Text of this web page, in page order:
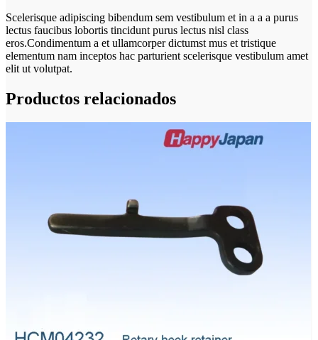
Scelerisque adipiscing bibendum sem vestibulum et in a a a purus
lectus faucibus lobortis tincidunt purus lectus nisl class
eros.Condimentum a et ullamcorper dictumst mus et tristique
elementum nam inceptos hac parturient scelerisque vestibulum amet
elit ut volutpat.
Productos relacionados